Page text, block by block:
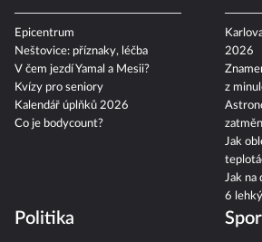
Epicentrum
Neštovice: příznaky, léčba
V čem jezdí Yamal a Mesii?
Kvízy pro seniory
Kalendář úplňků 2026
Co je bodycount?
2026
z
Jak
Jak na
6
Politika